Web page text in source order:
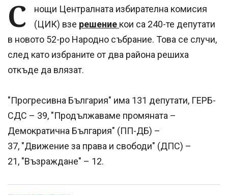
С
нощи Централната избирателна комисия
(ЦИК) взе решение кои са 240-те депутати
в новото 52-ро Народно събрание. Това се случи,
след като избраните от два района решиха
откъде да влязат.
"Прогресивна България" има 131 депутати, ГЕРБ-
СДС – 39, "Продължаваме промяната –
Демократична България" (ПП-ДБ) –
37, "Движение за права и свободи" (ДПС) –
21, "Възраждане" – 12.